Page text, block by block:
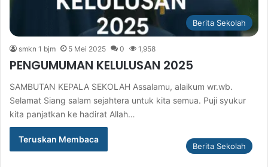
Berita Sekolah
smkn 1 bjm 5 Mei 2025 0 1,958
PENGUMUMAN KELULUSAN 2025
SAMBUTAN KEPALA SEKOLAH Assalamu, alaikum wr.wb.
Selamat Siang salam sejahtera untuk kita semua. Puji syukur
kita panjatkan ke hadirat Allah…
Teruskan Membaca
Berita Sekolah